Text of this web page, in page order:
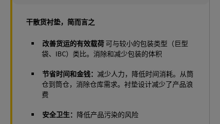
干散货衬垫，简而言之
改善货运的有效载荷可与较小的包装类型（巨型
袋、IBC）类比。消除和减少包装的体积
节省时间和金钱： 减少人力，降低时间消耗。从筒
仓到筒仓，消除仓库需求。衬垫设计减少了产品浪
费
安全卫生： 降低产品污染的风险